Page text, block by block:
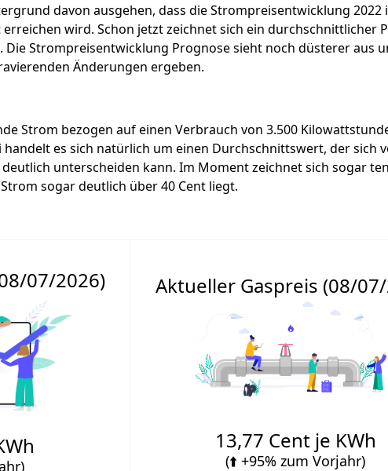
davon ausgehen, dass die Strompreisentwicklung 2022
wird. Schon jetzt zeichnet sich ein durchschnittlicher
Die Strompreisentwicklung Prognose sieht noch düsterer aus
Änderungen ergeben.
Strom bezogen auf einen Verbrauch von 3.500
handelt es sich natürlich um einen Durchschnittswert, der sich
unterscheiden kann. Im Moment zeichnet sich sogar
sogar deutlich über 40 Cent liegt.
07/2026) Aktueller Gaspreis (08/
13,77 Cent je KWh
(⬆️ +95% zum Vorjahr)